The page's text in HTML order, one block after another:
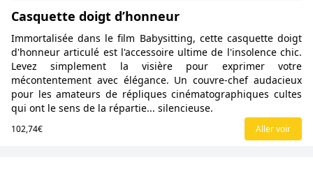
Casquette doigt d’honneur
Immortalisée dans le film Babysitting, cette casquette doigt
d'honneur articulé est l'accessoire ultime de l'insolence chic.
Levez simplement la visière pour exprimer votre
mécontentement avec élégance. Un couvre-chef audacieux
pour les amateurs de répliques cinématographiques cultes
qui ont le sens de la répartie... silencieuse.
102,74€ Aller voir